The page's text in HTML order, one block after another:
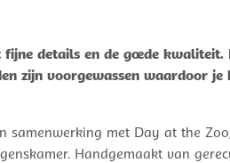
details en de goede kwaliteit.
zijn voorgewassen waardoor je
samenwerking met Day at the
Handgemaakt van